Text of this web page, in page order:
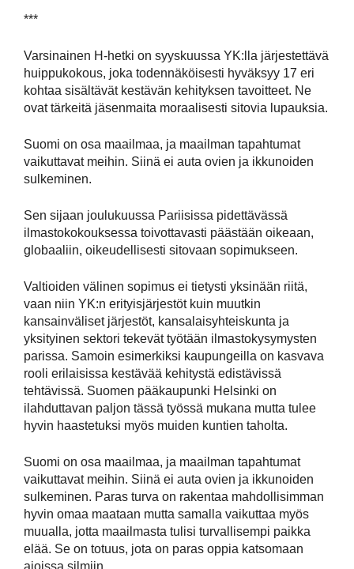
***
Varsinainen H-hetki on syyskuussa YK:lla järjestettävä
huippukokous, joka todennäköisesti hyväksyy 17 eri
kohtaa sisältävät kestävän kehityksen tavoitteet. Ne
ovat tärkeitä jäsenmaita moraalisesti sitovia lupauksia.
Suomi on osa maailmaa, ja maailman tapahtumat
vaikuttavat meihin. Siinä ei auta ovien ja ikkunoiden
sulkeminen.
Sen sijaan joulukuussa Pariisissa pidettävässä
ilmastokokouksessa toivottavasti päästään oikeaan,
globaaliin, oikeudellisesti sitovaan sopimukseen.
Valtioiden välinen sopimus ei tietysti yksinään riitä,
vaan niin YK:n erityisjärjestöt kuin muutkin
kansainväliset järjestöt, kansalaisyhteiskunta ja
yksityinen sektori tekevät työtään ilmastokysymysten
parissa. Samoin esimerkiksi kaupungeilla on kasvava
rooli erilaisissa kestävää kehitystä edistävissä
tehtävissä. Suomen pääkaupunki Helsinki on
ilahduttavan paljon tässä työssä mukana mutta tulee
hyvin haastetuksi myös muiden kuntien taholta.
Suomi on osa maailmaa, ja maailman tapahtumat
vaikuttavat meihin. Siinä ei auta ovien ja ikkunoiden
sulkeminen. Paras turva on rakentaa mahdollisimman
hyvin omaa maataan mutta samalla vaikuttaa myös
muualla, jotta maailmasta tulisi turvallisempi paikka
elää. Se on totuus, jota on paras oppia katsomaan
ajoissa silmiin.